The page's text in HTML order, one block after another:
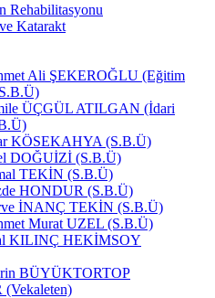
Rehabilitasyonu
Katarakt
Ali ŞEKEROĞLU (Eğitim
ÜÇGÜL ATILGAN (İdari
KÖSEKAHYA (S.B.Ü)
DOĞUİZİ (S.B.Ü)
TEKİN (S.B.Ü)
HONDUR (S.B.Ü)
İNANÇ TEKİN (S.B.Ü)
Murat UZEL (S.B.Ü)
KILINÇ HEKİMSOY
BÜYÜKTORTOP